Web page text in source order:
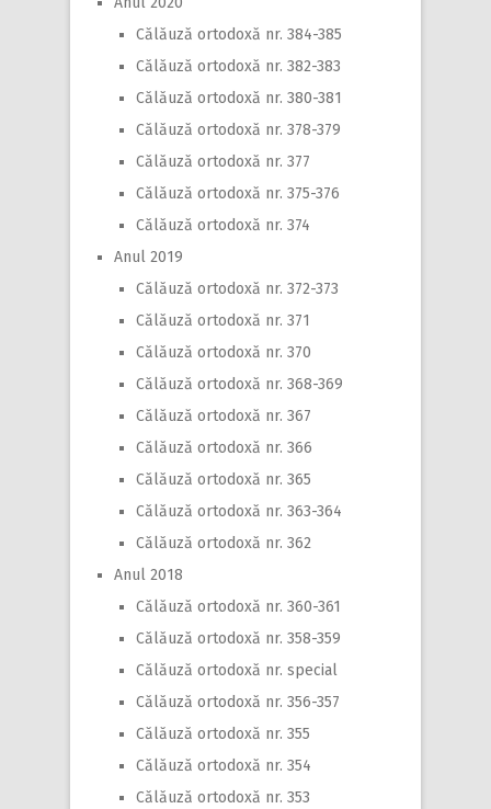
Călăuză ortodoxă nr. 384-385
Călăuză ortodoxă nr. 382-383
Călăuză ortodoxă nr. 380-381
Călăuză ortodoxă nr. 378-379
Călăuză ortodoxă nr. 377
Călăuză ortodoxă nr. 375-376
Călăuză ortodoxă nr. 374
Anul 2019
Călăuză ortodoxă nr. 372-373
Călăuză ortodoxă nr. 371
Călăuză ortodoxă nr. 370
Călăuză ortodoxă nr. 368-369
Călăuză ortodoxă nr. 367
Călăuză ortodoxă nr. 366
Călăuză ortodoxă nr. 365
Călăuză ortodoxă nr. 363-364
Călăuză ortodoxă nr. 362
Anul 2018
Călăuză ortodoxă nr. 360-361
Călăuză ortodoxă nr. 358-359
Călăuză ortodoxă nr. special
Călăuză ortodoxă nr. 356-357
Călăuză ortodoxă nr. 355
Călăuză ortodoxă nr. 354
Călăuză ortodoxă nr. 353